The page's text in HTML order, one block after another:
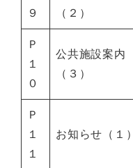
９
（２）
Ｐ
１
０
公共施設案内
（３）
Ｐ
１
１
お知らせ（１）